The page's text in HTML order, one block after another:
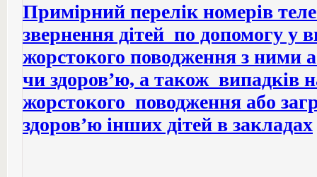
Примірний перелік номерів
звернення дітей по допомогу у
жорстокого поводження з ними
чи здоров’ю, а також випадків
жорстокого поводження або
здоров’ю інших дітей в закладах